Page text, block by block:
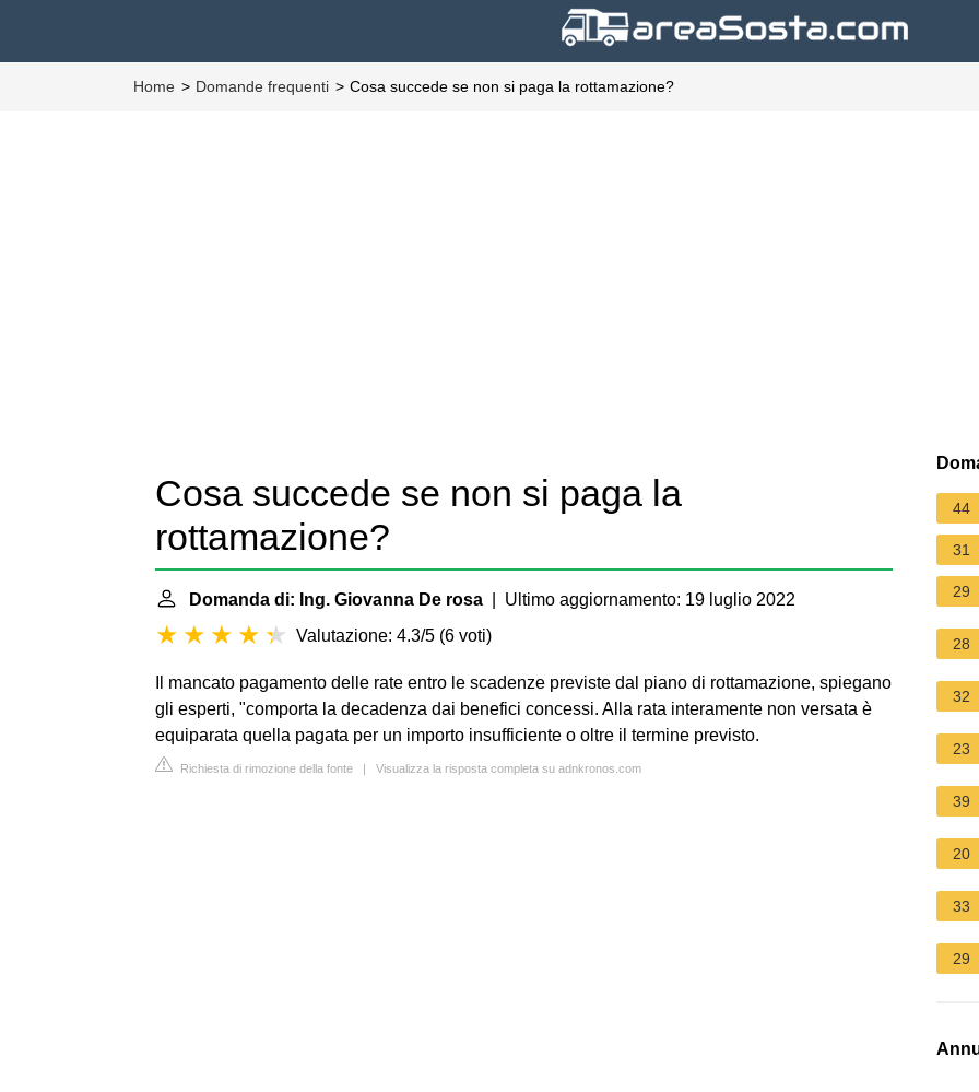
Home Domande frequenti Cosa succede se non si paga la rottamazione?
Cosa succede se non si paga la
rottamazione?
Domanda di: Ing. Giovanna De rosa | Ultimo aggiornamento: 19 luglio 2022
Valutazione: 4.3/5 (6 voti)
Il mancato pagamento delle rate entro le scadenze previste dal piano di rottamazione, spiegano
gli esperti, "comporta la decadenza dai benefici concessi. Alla rata interamente non versata è
equiparata quella pagata per un importo insufficiente o oltre il termine previsto.
Richiesta di rimozione della fonte | Visualizza la risposta completa su adnkronos.com
44
31
29
28
32
23
39
20
33
29